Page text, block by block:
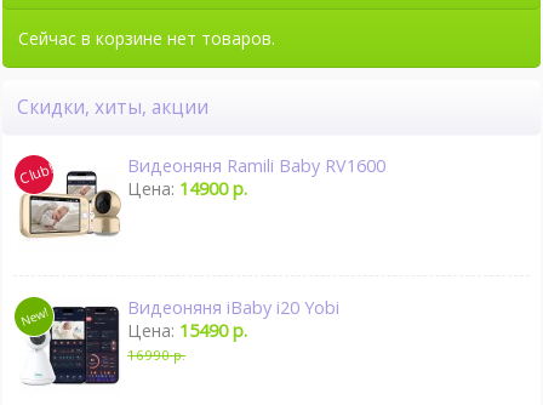
Сейчас в корзине нет товаров.
Скидки, хиты, акции
Видеоняня Ramili Baby RV1600
Цена: 14900 р.
Видеоняня iBaby i20 Yobi
Цена: 15490 р.
16990 р.